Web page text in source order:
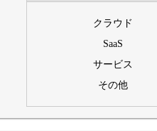
クラウド
SaaS
サービス
その他